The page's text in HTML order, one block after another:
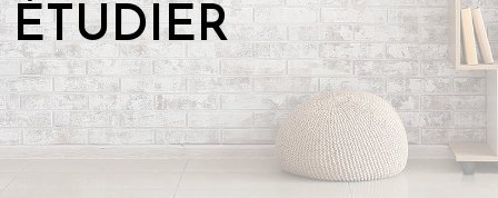
ÉTUDIER